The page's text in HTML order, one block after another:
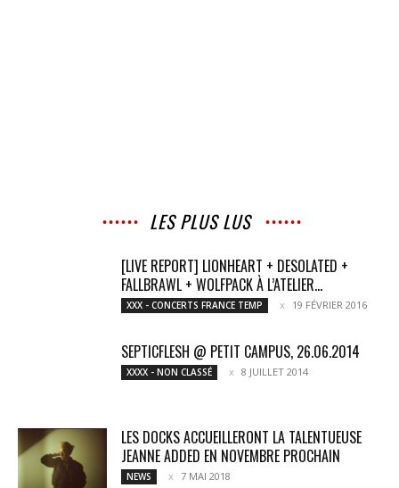
LES PLUS LUS
[LIVE REPORT] LIONHEART + DESOLATED +
FALLBRAWL + WOLFPACK À L’ATELIER...
XXX - CONCERTS FRANCE TEMP 19 FÉVRIER 2016
SEPTICFLESH @ PETIT CAMPUS, 26.06.2014
XXXX - NON CLASSÉ 8 JUILLET 2014
LES DOCKS ACCUEILLERONT LA TALENTUEUSE
JEANNE ADDED EN NOVEMBRE PROCHAIN
NEWS 7 MAI 2018